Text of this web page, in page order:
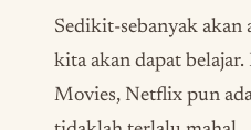
Sedikit-sebanyak akan
kita akan dapat
Movies, Netflix pun